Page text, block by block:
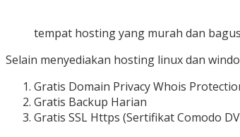
tempat hosting yang murah dan
Selain menyediakan hosting linux dan
Gratis Domain Privacy Whois
Gratis Backup Harian
Gratis SSL Https (Sertifikat Comodo DV